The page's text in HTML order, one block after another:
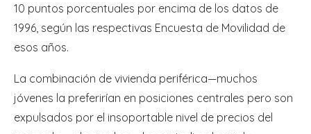
10 puntos porcentuales por encima de los datos de
1996, según las respectivas Encuesta de Movilidad de
esos años.
La combinación de vivienda periférica—muchos
jóvenes la preferirían en posiciones centrales pero son
expulsados por el insoportable nivel de precios del